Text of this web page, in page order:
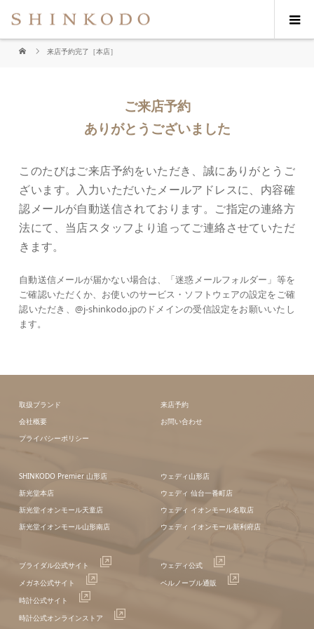
来店予約完了［本店］
ご来店予約
ありがとうございました
このたびはご来店予約をいただき、誠にありがとうご
ざいます。入力いただいたメールアドレスに、内容確
認メールが自動送信されております。ご指定の連絡方
法にて、当店スタッフより追ってご連絡させていただ
きます。
自動送信メールが届かない場合は、「迷惑メールフォルダー」等を
ご確認いただくか、お使いのサービス・ソフトウェアの設定をご確
認いただき、@j-shinkodo.jpのドメインの受信設定をお願いいたし
ます。
取扱ブランド
会社概要
プライバシーポリシー
来店予約
お問い合わせ
SHINKODO Premier 山形店
新光堂本店
新光堂イオンモール天童店
新光堂イオンモール山形南店
ウェディ山形店
ウェディ 仙台一番町店
ウェディ イオンモール名取店
ウェディ イオンモール新利府店
ブライダル公式サイト
メガネ公式サイト
時計公式サイト
時計公式オンラインストア
ウェディ公式
ベルノーブル通販